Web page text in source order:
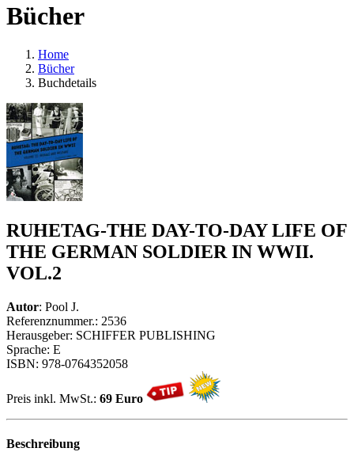
Bücher
Home
Bücher
Buchdetails
RUHETAG-THE DAY-TO-DAY LIFE OF
THE GERMAN SOLDIER IN WWII.
VOL.2
Autor: Pool J.
Referenznummer.: 2536
Herausgeber: SCHIFFER PUBLISHING
Sprache: E
ISBN: 978-0764352058
Preis inkl. MwSt.: 69 Euro
Beschreibung